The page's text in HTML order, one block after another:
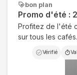
bon plan
Promo d'été :
Profitez de l'été
sur tous les
Vérifié